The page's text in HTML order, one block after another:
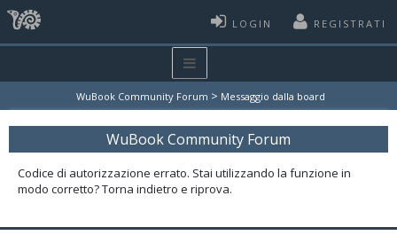
LOGIN REGISTRATI
WuBook Community Forum > Messaggio dalla board
WuBook Community Forum
Codice di autorizzazione errato. Stai utilizzando la funzione in
modo corretto? Torna indietro e riprova.